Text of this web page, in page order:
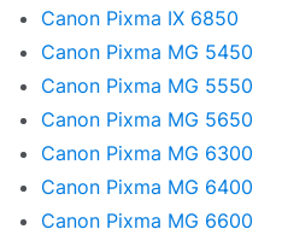
Canon Pixma IX 6850
Canon Pixma MG 5450
Canon Pixma MG 5550
Canon Pixma MG 5650
Canon Pixma MG 6300
Canon Pixma MG 6400
Canon Pixma MG 6600